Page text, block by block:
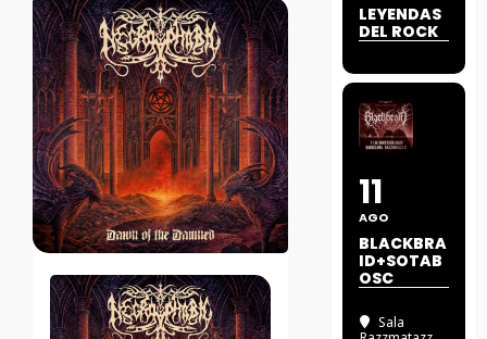
LEYENDAS
DEL ROCK
11
AGO
BLACKBRA
ID+SOTAB
OSC
Sala